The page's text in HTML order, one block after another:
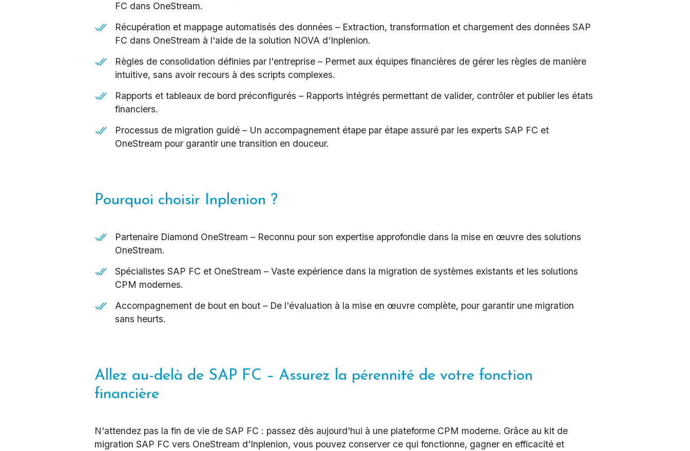
FC dans OneStream.
Récupération et mappage automatisés des données – Extraction, transformation et chargement des données SAP
FC dans OneStream à l'aide de la solution NOVA d'Inplenion.
Règles de consolidation définies par l'entreprise – Permet aux équipes financières de gérer les règles de manière
intuitive, sans avoir recours à des scripts complexes.
Rapports et tableaux de bord préconfigurés – Rapports intégrés permettant de valider, contrôler et publier les états
financiers.
Processus de migration guidé – Un accompagnement étape par étape assuré par les experts SAP FC et
OneStream pour garantir une transition en douceur.
Pourquoi choisir Inplenion ?
Partenaire Diamond OneStream – Reconnu pour son expertise approfondie dans la mise en œuvre des solutions
OneStream.
Spécialistes SAP FC et OneStream – Vaste expérience dans la migration de systèmes existants et les solutions
CPM modernes.
Accompagnement de bout en bout – De l'évaluation à la mise en œuvre complète, pour garantir une migration
sans heurts.
Allez au-delà de SAP FC – Assurez la pérennité de votre fonction
financière
N'attendez pas la fin de vie de SAP FC : passez dès aujourd'hui à une plateforme CPM moderne. Grâce au kit de
migration SAP FC vers OneStream d'Inplenion, vous pouvez conserver ce qui fonctionne, gagner en efficacité et